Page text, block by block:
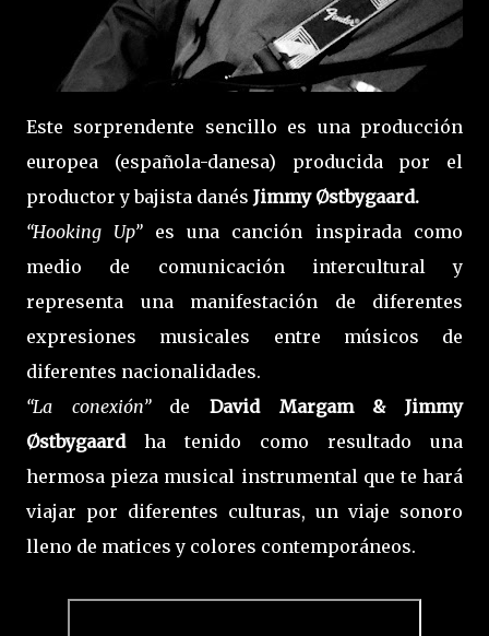
Este sorprendente sencillo es una producción
europea (española-danesa) producida por el
productor y bajista danés Jimmy Østbygaard.
“Hooking Up”es una canción inspirada como
medio de comunicación intercultural y
representa una manifestación de diferentes
expresiones musicales entre músicos de
diferentes nacionalidades.
“La conexión” deDavid Margam & Jimmy
Østbygaard ha tenido como resultado una
hermosa pieza musical instrumental que te hará
viajar por diferentes culturas, un viaje sonoro
lleno de matices y colores contemporáneos.